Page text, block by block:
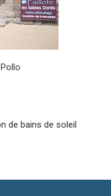
de bains de soleil